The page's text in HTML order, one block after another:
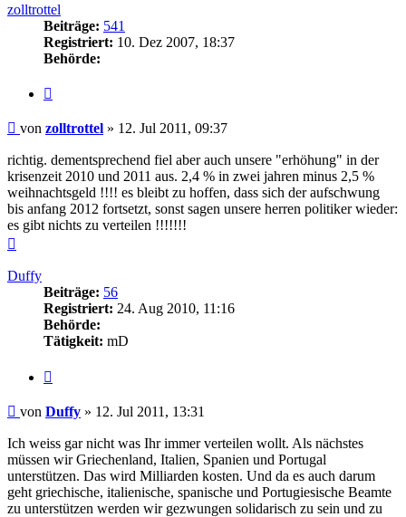
zolltrottel
Beiträge: 541
Registriert: 10. Dez 2007, 18:37
Behörde:
Beitrag
von zolltrottel » 12. Jul 2011, 09:37
richtig. dementsprechend fiel aber auch unsere "erhöhung" in der
krisenzeit 2010 und 2011 aus. 2,4 % in zwei jahren minus 2,5 %
weihnachtsgeld !!!! es bleibt zu hoffen, dass sich der aufschwung
bis anfang 2012 fortsetzt, sonst sagen unsere herren politiker wieder:
es gibt nichts zu verteilen !!!!!!!
Duffy
Beiträge: 56
Registriert: 24. Aug 2010, 11:16
Behörde:
Tätigkeit: mD
Beitrag
von Duffy » 12. Jul 2011, 13:31
Ich weiss gar nicht was Ihr immer verteilen wollt. Als nächstes
müssen wir Griechenland, Italien, Spanien und Portugal
unterstützen. Das wird Milliarden kosten. Und da es auch darum
geht griechische, italienische, spanische und Portugiesische Beamte
zu unterstützen werden wir gezwungen solidarisch zu sein und zu